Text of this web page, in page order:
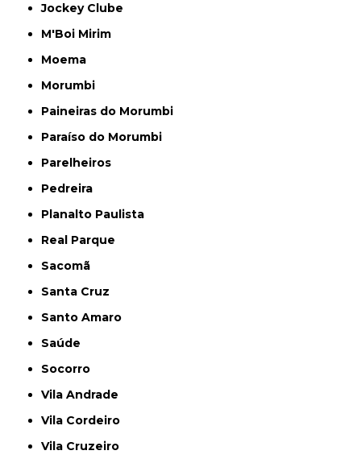
Jockey Clube
M'Boi Mirim
Moema
Morumbi
Paineiras do Morumbi
Paraíso do Morumbi
Parelheiros
Pedreira
Planalto Paulista
Real Parque
Sacomã
Santa Cruz
Santo Amaro
Saúde
Socorro
Vila Andrade
Vila Cordeiro
Vila Cruzeiro